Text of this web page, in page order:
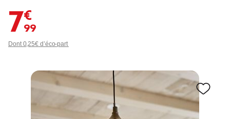
7,99 €
Dont 0,25€ d’éco-part